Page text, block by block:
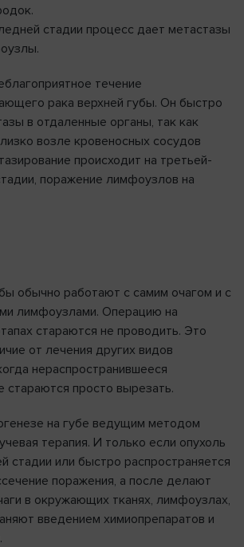
стадии процесс дает метастазы
течение
рака верхней губы. Он быстро
в отдаленные органы, так как
возле кровеносных сосудов
происходит на третьей-
поражение лимфоузлов на
обычно работают с самим очагом и с
лимфоузлами. Операцию на
стараются не проводить. Это
от лечения других видов
нераспространившееся
стараются просто вырезать.
на губе ведущим методом
терапия. И только если опухоль
стадии или быстро распространяется
поражения, а после делают
в окружающих тканях, лимфоузлах,
введением химиопрепаратов и